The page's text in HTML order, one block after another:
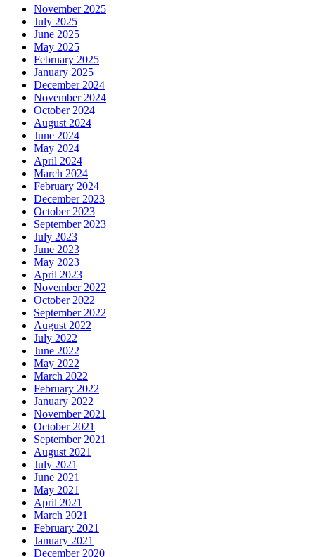
November 2025
July 2025
June 2025
May 2025
February 2025
January 2025
December 2024
November 2024
October 2024
August 2024
June 2024
May 2024
April 2024
March 2024
February 2024
December 2023
October 2023
September 2023
July 2023
June 2023
May 2023
April 2023
November 2022
October 2022
September 2022
August 2022
July 2022
June 2022
May 2022
March 2022
February 2022
January 2022
November 2021
October 2021
September 2021
August 2021
July 2021
June 2021
May 2021
April 2021
March 2021
February 2021
January 2021
December 2020